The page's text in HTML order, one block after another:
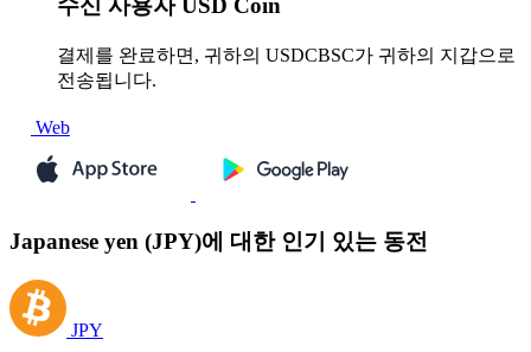
수신 사용자 USD Coin
결제를 완료하면, 귀하의 USDCBSC가 귀하의 지갑으로
전송됩니다.
Web
Japanese yen (JPY)에 대한 인기 있는 동전
JPY